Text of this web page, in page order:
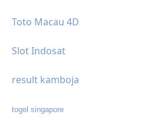
Toto Macau 4D
Slot Indosat
result kamboja
togel singapore